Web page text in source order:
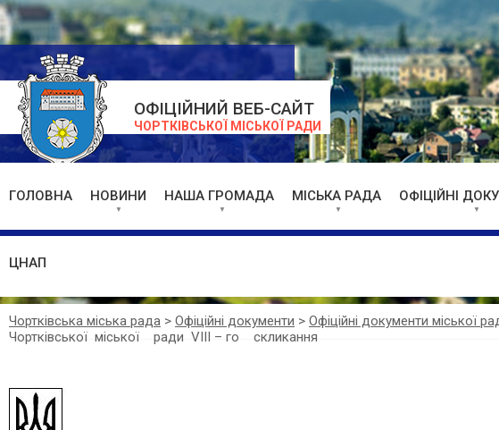
ОФІЦІЙНИЙ ВЕБ-САЙТ
ЧОРТКІВСЬКОЇ МІСЬКОЇ РАДИ
ГОЛОВНА НОВИНИ НАША ГРОМАДА МІСЬКА РАДА ОФІЦІЙНІ
ЦНАП
Чортківська міська рада > Офіційні документи > Офіційні документи міської
Чортківської міської ради VІІІ – го скликання